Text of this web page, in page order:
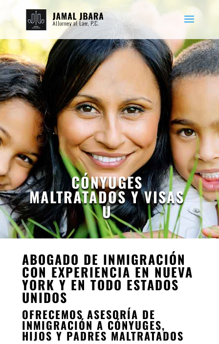
CÓNYUGES
MALTRATADOS Y VISAS
U
ABOGADO DE INMIGRACIÓN
CON EXPERIENCIA EN NUEVA
YORK Y EN TODO ESTADOS
UNIDOS
OFRECEMOS ASESORÍA DE
INMIGRACIÓN A CÓNYUGES,
HIJOS Y PADRES MALTRATADOS